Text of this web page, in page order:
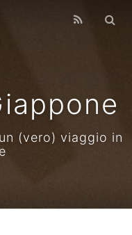
(vero) viaggio in